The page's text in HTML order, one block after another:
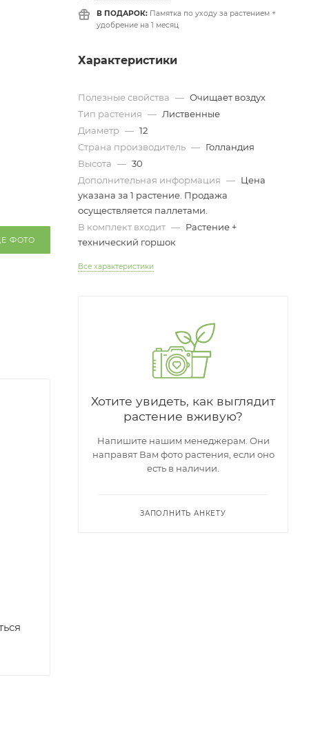
ФОТО
В ПОДАРОК: Памятка по уходу за растением +
удобрение на 1 месяц
Характеристики
Полезные свойства — Очищает воздух
Тип растения — Лиственные
Диаметр — 12
Страна производитель — Голландия
Высота — 30
Дополнительная информация — Цена
указана за 1 растение. Продажа
осуществляется паллетами.
В комплект входит — Растение +
технический горшок
Все характеристики
Хотите увидеть, как выглядит
растение вживую?
Напишите нашим менеджерам. Они
направят Вам фото растения, если оно
есть в наличии.
ЗАПОЛНИТЬ АНКЕТУ